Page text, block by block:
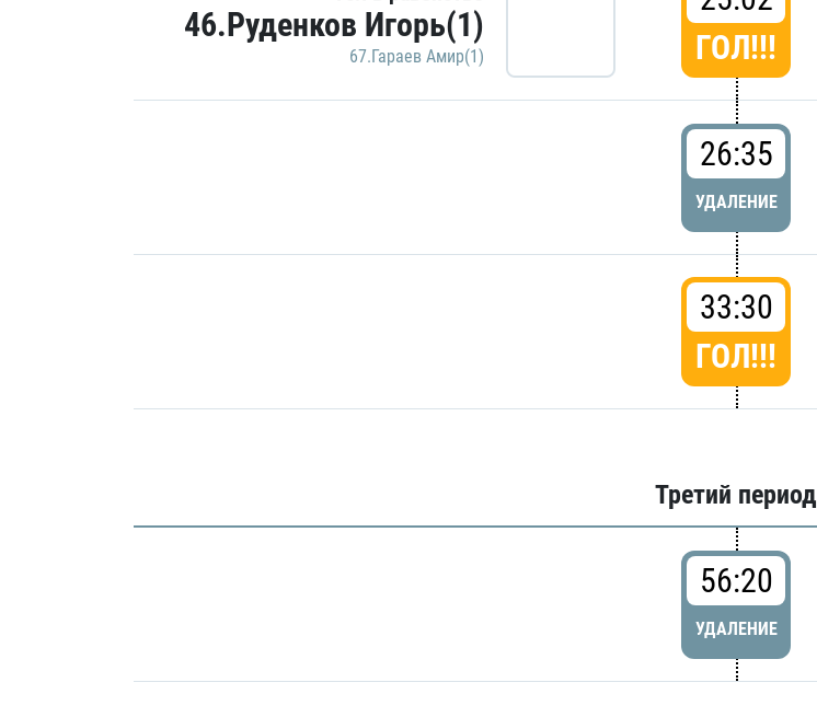
46.Руденков Игорь(1)
67.Гараев Амир(1)
ГОЛ!!!
26:35
УДАЛЕНИЕ
33:30
ГОЛ!!!
Третий период
56:20
УДАЛЕНИЕ